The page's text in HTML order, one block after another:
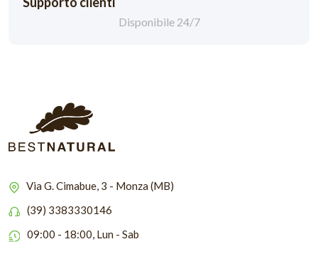
Disponibile 24/7
Via G. Cimabue, 3 - Monza (MB)
(39) 3383330146
09:00 - 18:00, Lun - Sab